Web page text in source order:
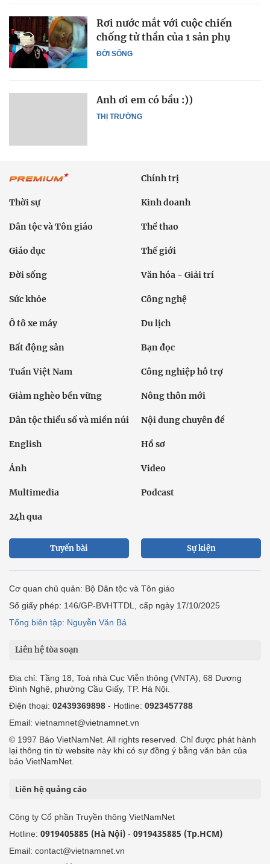
ĐỜI SỐNG
Rơi nước mắt với cuộc chiến
chống tử thần của 1 sản phụ
THỊ TRƯỜNG
Anh ơi em có bầu :))
Chính trị
Thời sự Kinh doanh
Dân tộc và Tôn giáo Thể thao
Giáo dục Thế giới
Đời sống Văn hóa - Giải trí
Sức khỏe Công nghệ
Ô tô xe máy Du lịch
Bất động sản Bạn đọc
Tuần Việt Nam Công nghiệp hỗ trợ
Giảm nghèo bền vững Nông thôn mới
Dân tộc thiểu số và miền núi Nội dung chuyên đề
English Hồ sơ
Ảnh Video
Multimedia Podcast
24h qua
Tuyến bài Sự kiện
Cơ quan chủ quản: Bộ Dân tộc và Tôn giáo
Số giấy phép: 146/GP-BVHTTDL, cấp ngày 17/10/2025
Tổng biên tập: Nguyễn Văn Bá
Liên hệ tòa soạn
Địa chỉ: Tầng 18, Toà nhà Cục Viễn thông (VNTA), 68 Dương
Đình Nghệ, phường Cầu Giấy, TP. Hà Nội.
Điện thoại: 02439369898 - Hotline: 0923457788
Email: vietnamnet@vietnamnet.vn
© 1997 Báo VietNamNet. All rights reserved. Chỉ được phát hành
lại thông tin từ website này khi có sự đồng ý bằng văn bản của
báo VietNamNet.
Liên hệ quảng cáo
Công ty Cổ phần Truyền thông VietNamNet
Hotline: 0919405885 (Hà Nội) - 0919435885 (Tp.HCM)
Email: contact@vietnamnet.vn